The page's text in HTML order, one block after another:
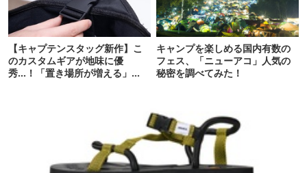
【キャプテンスタッグ新作】こ
のカスタムギアが地味に優
秀…！「置き場所が増える」
キャンプを楽しめる国内有数の
フェス、「ニューアコ」人気の
秘密を調べてみた！